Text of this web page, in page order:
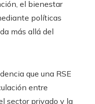
el bienestar
políticas
más allá del
que una RSE
entre
sector privado y la